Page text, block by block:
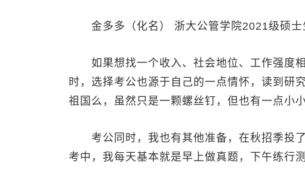
金多多（化名） 浙大公管学院2021级硕士
如果想找一个收入、社会地位、工作强度相
时，选择考公也源于自己的一点情怀，读到研
祖国么，虽然只是一颗螺丝钉，但也有一点小
考公同时，我也有其他准备，在秋招季投
考中，我每天基本就是早上做真题，下午练行